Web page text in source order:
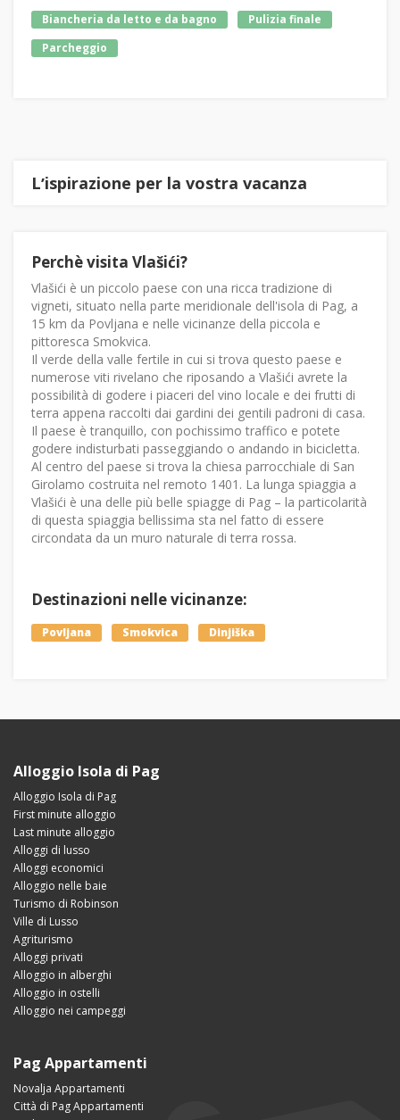
Biancheria da letto e da bagno
Pulizia finale
Parcheggio
Lʼispirazione per la vostra vacanza
Perchè visita Vlašići?
Vlašići è un piccolo paese con una ricca tradizione di
vigneti, situato nella parte meridionale dell'isola di Pag, a
15 km da Povljana e nelle vicinanze della piccola e
pittoresca Smokvica.
Il verde della valle fertile in cui si trova questo paese e
numerose viti rivelano che riposando a Vlašići avrete la
possibilità di godere i piaceri del vino locale e dei frutti di
terra appena raccolti dai gardini dei gentili padroni di casa.
Il paese è tranquillo, con pochissimo traffico e potete
godere indisturbati passeggiando o andando in bicicletta.
Al centro del paese si trova la chiesa parrocchiale di San
Girolamo costruita nel remoto 1401. La lunga spiaggia a
Vlašići è una delle più belle spiagge di Pag – la particolarità
di questa spiaggia bellissima sta nel fatto di essere
circondata da un muro naturale di terra rossa.
Destinazioni nelle vicinanze:
Povljana Smokvica Dinjiška
Alloggio Isola di Pag
Alloggio Isola di Pag
First minute alloggio
Last minute alloggio
Alloggi di lusso
Alloggi economici
Alloggio nelle baie
Turismo di Robinson
Ville di Lusso
Agriturismo
Alloggi privati
Alloggio in alberghi
Alloggio in ostelli
Alloggio nei campeggi
Pag Appartamenti
Novalja Appartamenti
Città di Pag Appartamenti